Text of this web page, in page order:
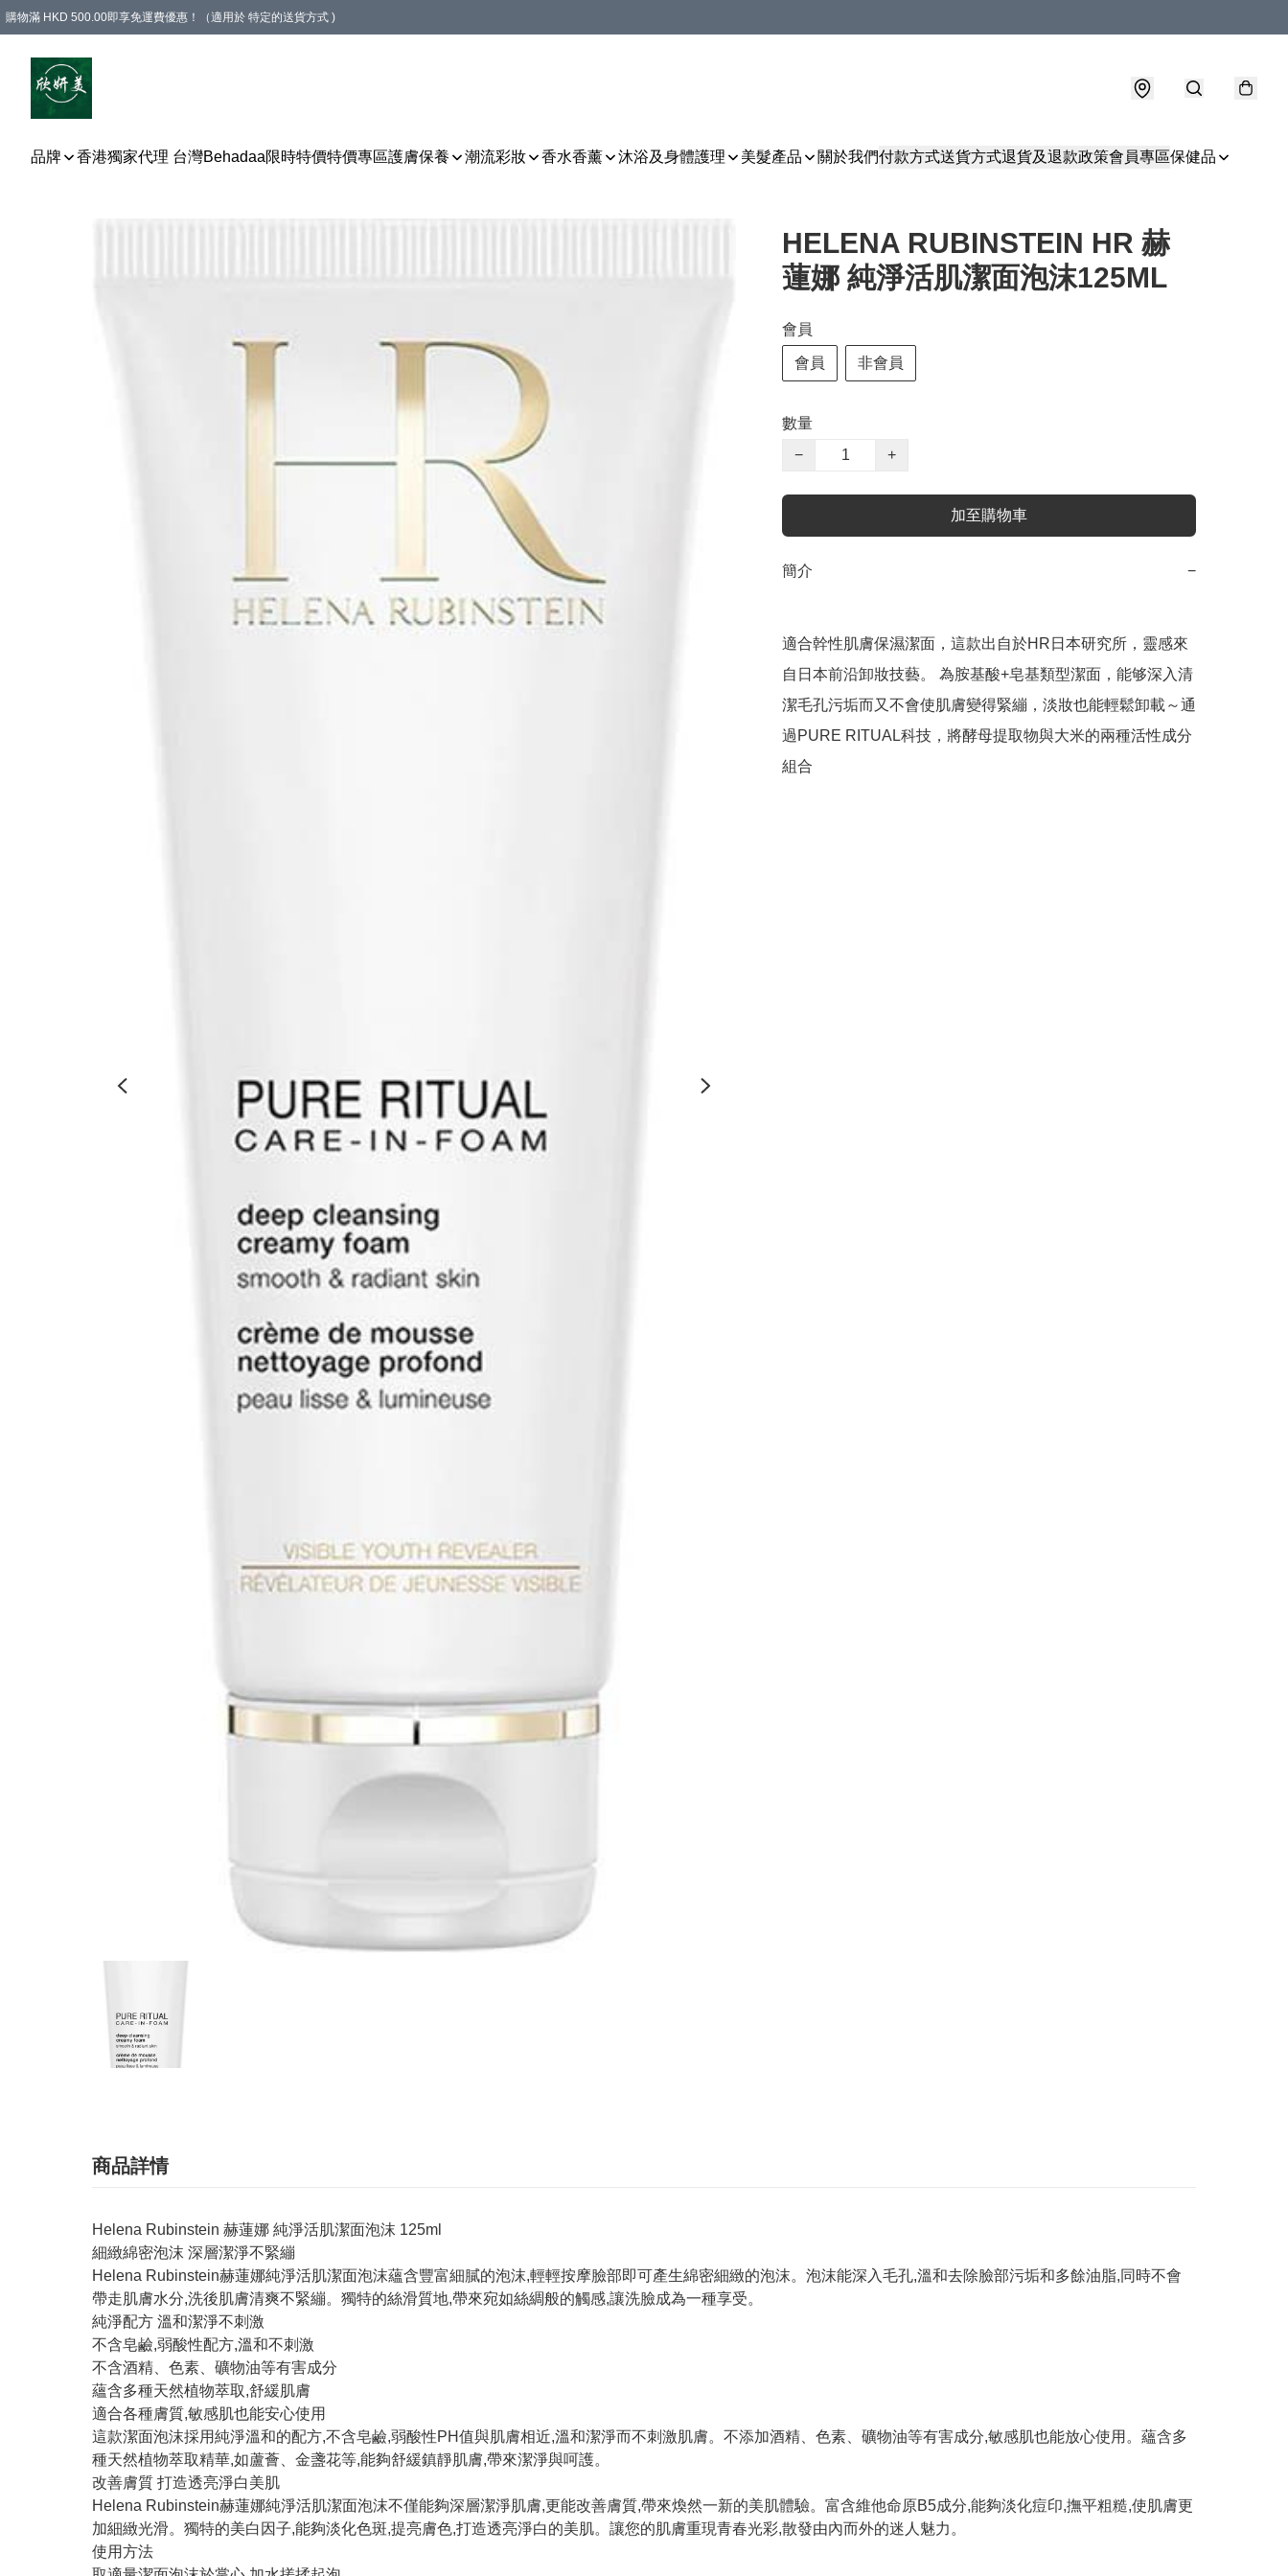
購物滿 HKD 500.00即享免運費優惠！（適用於 特定的送貨方式 )
品牌 香港獨家代理 台灣Behadaa限時特價特價專區護膚保養 潮流彩妝 香水香薰 沐浴及身體護理 美髮產品 關於我們付款方式送貨方式退貨及退款政策會員專區保健品
HELENA RUBINSTEIN HR 赫
蓮娜 純淨活肌潔面泡沫125ML
會員
會員 非會員
數量
−
+
加至購物車
簡介 −
適合幹性肌膚保濕潔面，這款出自於HR日本研究所，靈感來
自日本前沿卸妝技藝。 為胺基酸+皂基類型潔面，能够深入清
潔毛孔污垢而又不會使肌膚變得緊繃，淡妝也能輕鬆卸載～通
過PURE RITUAL科技，將酵母提取物與大米的兩種活性成分
組合
商品詳情
Helena Rubinstein 赫蓮娜 純淨活肌潔面泡沫 125ml
細緻綿密泡沫 深層潔淨不緊繃
Helena Rubinstein赫蓮娜純淨活肌潔面泡沫蘊含豐富細膩的泡沫,輕輕按摩臉部即可產生綿密細緻的泡沫。泡沫能深入毛孔,溫和去除臉部污垢和多餘油脂,同時不會
帶走肌膚水分,洗後肌膚清爽不緊繃。獨特的絲滑質地,帶來宛如絲綢般的觸感,讓洗臉成為一種享受。
純淨配方 溫和潔淨不刺激
不含皂鹼,弱酸性配方,溫和不刺激
不含酒精、色素、礦物油等有害成分
蘊含多種天然植物萃取,舒緩肌膚
適合各種膚質,敏感肌也能安心使用
這款潔面泡沫採用純淨溫和的配方,不含皂鹼,弱酸性PH值與肌膚相近,溫和潔淨而不刺激肌膚。不添加酒精、色素、礦物油等有害成分,敏感肌也能放心使用。蘊含多
種天然植物萃取精華,如蘆薈、金盞花等,能夠舒緩鎮靜肌膚,帶來潔淨與呵護。
改善膚質 打造透亮淨白美肌
Helena Rubinstein赫蓮娜純淨活肌潔面泡沫不僅能夠深層潔淨肌膚,更能改善膚質,帶來煥然一新的美肌體驗。富含維他命原B5成分,能夠淡化痘印,撫平粗糙,使肌膚更
加細緻光滑。獨特的美白因子,能夠淡化色斑,提亮膚色,打造透亮淨白的美肌。讓您的肌膚重現青春光彩,散發由內而外的迷人魅力。
使用方法